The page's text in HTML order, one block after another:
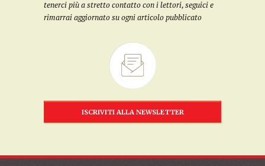
tenerci più a stretto contatto con i lettori, seguici e
rimarrai aggiornato su ogni articolo pubblicato
ISCRIVITI ALLA NEWSLETTER